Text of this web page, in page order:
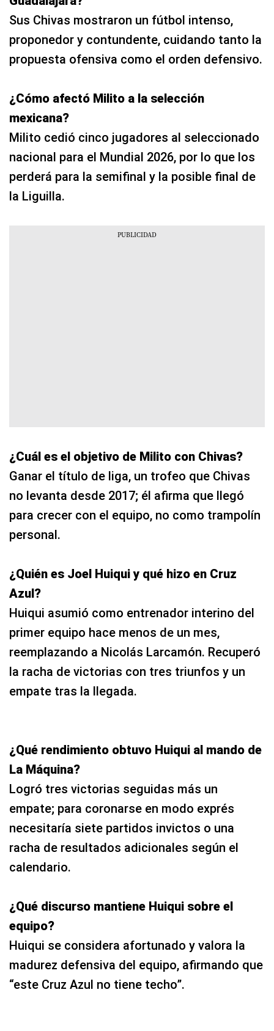
Sus Chivas mostraron un fútbol intenso,
proponedor y contundente, cuidando tanto la
propuesta ofensiva como el orden defensivo.
¿Cómo afectó Milito a la selección
mexicana?
Milito cedió cinco jugadores al seleccionado
nacional para el Mundial 2026, por lo que los
perderá para la semifinal y la posible final de
la Liguilla.
¿Cuál es el objetivo de Milito con Chivas?
Ganar el título de liga, un trofeo que Chivas
no levanta desde 2017; él afirma que llegó
para crecer con el equipo, no como trampolín
personal.
¿Quién es Joel Huiqui y qué hizo en Cruz
Azul?
Huiqui asumió como entrenador interino del
primer equipo hace menos de un mes,
reemplazando a Nicolás Larcamón. Recuperó
la racha de victorias con tres triunfos y un
empate tras la llegada.
¿Qué rendimiento obtuvo Huiqui al mando de
La Máquina?
Logró tres victorias seguidas más un
empate; para coronarse en modo exprés
necesitaría siete partidos invictos o una
racha de resultados adicionales según el
calendario.
¿Qué discurso mantiene Huiqui sobre el
equipo?
Huiqui se considera afortunado y valora la
madurez defensiva del equipo, afirmando que
“este Cruz Azul no tiene techo”.